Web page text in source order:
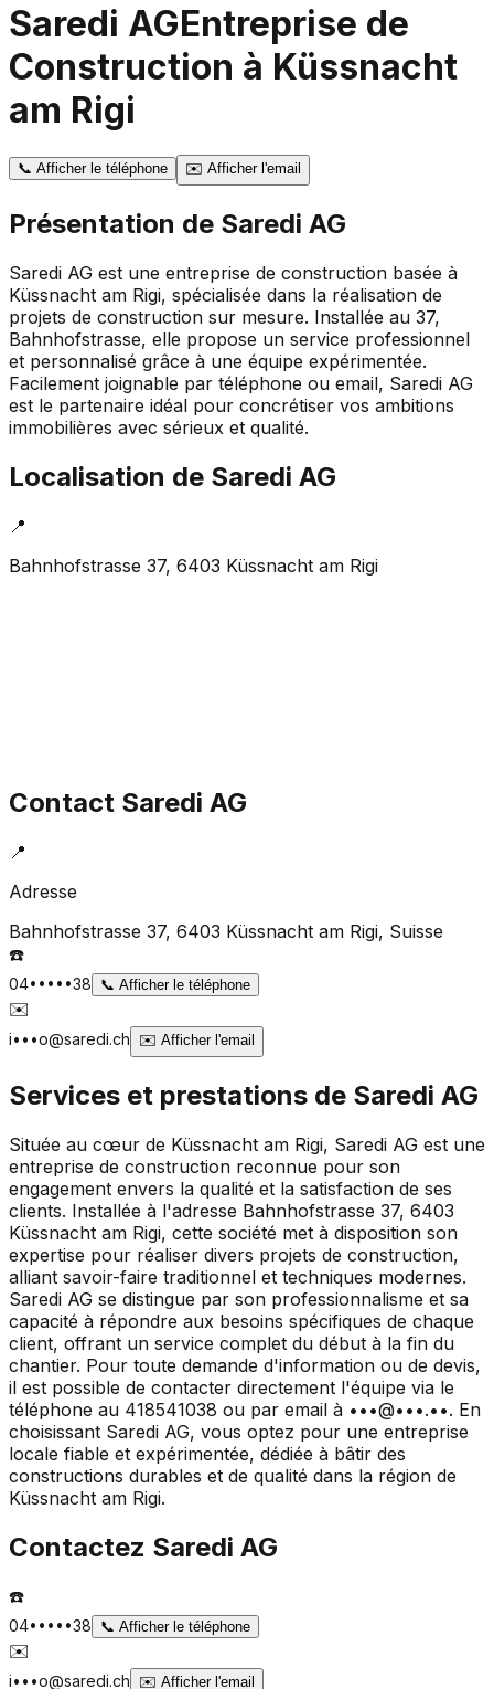
Saredi AGEntreprise de
Construction à Küssnacht
am Rigi
📞 Afficher le téléphone ✉️ Afficher l'email
Présentation de Saredi AG
Saredi AG est une entreprise de construction basée à
Küssnacht am Rigi, spécialisée dans la réalisation de
projets de construction sur mesure. Installée au 37,
Bahnhofstrasse, elle propose un service professionnel
et personnalisé grâce à une équipe expérimentée.
Facilement joignable par téléphone ou email, Saredi AG
est le partenaire idéal pour concrétiser vos ambitions
immobilières avec sérieux et qualité.
Localisation de Saredi AG
📍
Bahnhofstrasse 37, 6403 Küssnacht am Rigi
Contact Saredi AG
📍
Adresse
Bahnhofstrasse 37, 6403 Küssnacht am Rigi, Suisse
☎️
04•••••38 📞 Afficher le téléphone
✉️
i•••o@saredi.ch ✉️ Afficher l'email
Services et prestations de Saredi AG
Située au cœur de Küssnacht am Rigi, Saredi AG est une
entreprise de construction reconnue pour son
engagement envers la qualité et la satisfaction de ses
clients. Installée à l'adresse Bahnhofstrasse 37, 6403
Küssnacht am Rigi, cette société met à disposition son
expertise pour réaliser divers projets de construction,
alliant savoir-faire traditionnel et techniques modernes.
Saredi AG se distingue par son professionnalisme et sa
capacité à répondre aux besoins spécifiques de chaque
client, offrant un service complet du début à la fin du
chantier. Pour toute demande d'information ou de devis,
il est possible de contacter directement l'équipe via le
téléphone au 418541038 ou par email à •••@•••.••. En
choisissant Saredi AG, vous optez pour une entreprise
locale fiable et expérimentée, dédiée à bâtir des
constructions durables et de qualité dans la région de
Küssnacht am Rigi.
Contactez Saredi AG
☎️
04•••••38 📞 Afficher le téléphone
✉️
i•••o@saredi.ch ✉️ Afficher l'email